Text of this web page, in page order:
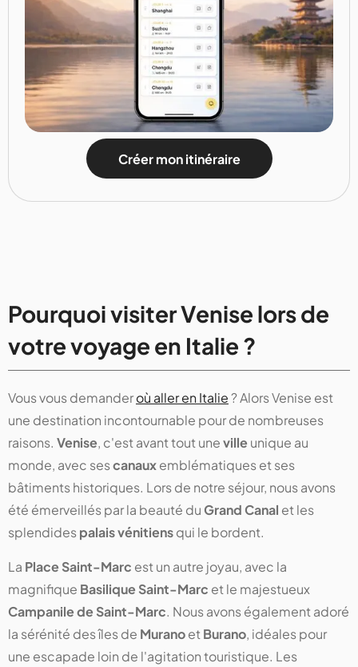
Créer mon itinéraire
Pourquoi visiter Venise lors de
votre voyage en Italie ?
Vous vous demanderoù aller en Italie? Alors Venise est
une destination incontournable pour de nombreuses
raisons. Venise, c'est avant tout unevilleunique au
monde, avec sescanauxemblématiques et ses
bâtiments historiques. Lors de notre séjour, nous avons
été émerveillés par la beauté du Grand Canal et les
splendidespalais vénitiensqui le bordent.
La Place Saint-Marc est un autre joyau, avec la
magnifique Basilique Saint-Marc et le majestueux
Campanile de Saint-Marc. Nous avons également adoré
la sérénité des îles de Muranoet Burano, idéales pour
une escapade loin de l'agitation touristique. Les